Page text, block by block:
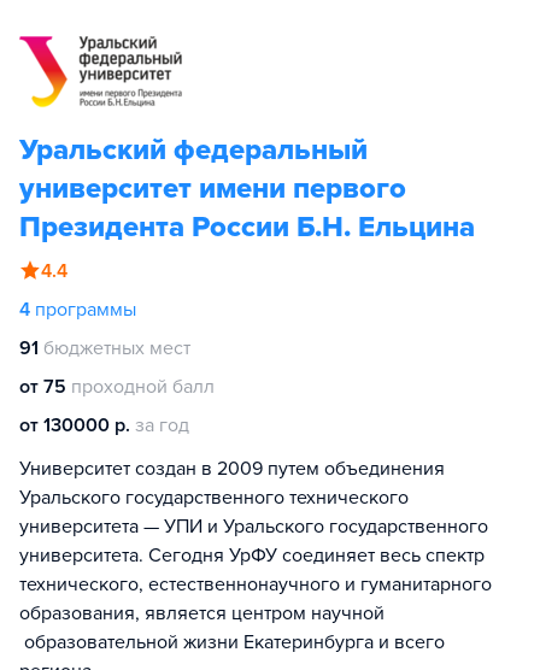
Уральский федеральный
университет имени первого
Президента России Б.Н. Ельцина
4.4
4 программы
91 бюджетных мест
от 75 проходной балл
от 130000 р. за год
Университет создан в 2009 путем объединения
Уральского государственного технического
университета — УПИ и Уральского государственного
университета. Сегодня УрФУ соединяет весь спектр
технического, естественнонаучного и гуманитарного
образования, является центром научной
образовательной жизни Екатеринбурга и всего